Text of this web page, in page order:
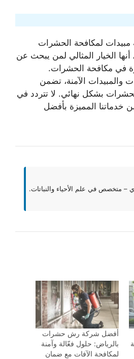
مبيدات لمكافحة الحشرات
الخيار المثالي لمن يبحث عن
في مكافحة الحشرات.
والمبيدات الآمنة، تضمن
بشكل نهائي. لا تتردد في
خدماتنا المميزة بأفضل
– متخصص في علم الأحياء والنباتات.
أفضل شركة رش حشرات
بالرياض: حلول فعّالة وآمنة
لمكافحة الآفات مع ضمان